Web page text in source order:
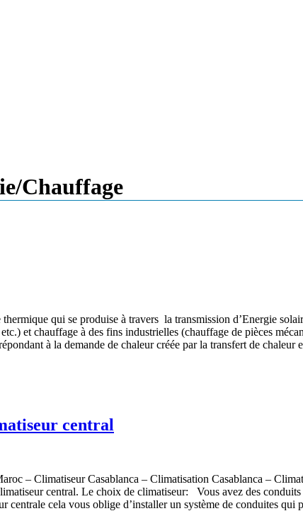
Chauffage
qui se produise à travers la transmission d’Energie
et chauffage à des fins industrielles (chauffage de pièces
à la demande de chaleur créée par la transfert de
central
– Climatiseur Casablanca – Climatisation Casablanca –
central. Le choix de climatiseur: Vous avez des
centrale cela vous oblige d’installer un système de conduites